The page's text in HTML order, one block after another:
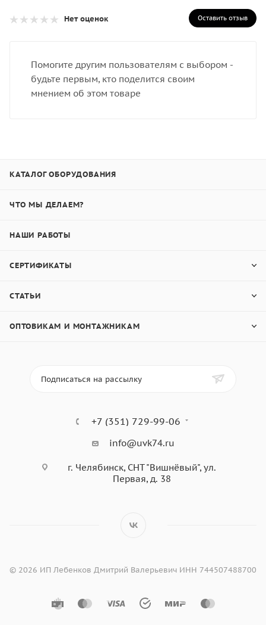
Нет оценок Оставить отзыв
Помогите другим пользователям с выбором -
будьте первым, кто поделится своим
мнением об этом товаре
КАТАЛОГ ОБОРУДОВАНИЯ
ЧТО МЫ ДЕЛАЕМ?
НАШИ РАБОТЫ
СЕРТИФИКАТЫ
СТАТЬИ
ОПТОВИКАМ И МОНТАЖНИКАМ
Подписаться на рассылку
+7 (351) 729-99-06
info@uvk74.ru
г. Челябинск, СНТ "Вишнёвый", ул.
Первая, д. 38
© 2026 ИП Лебенков Дмитрий Валерьевич ИНН 744507488700